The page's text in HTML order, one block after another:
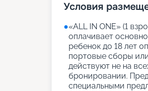
Условия
●«АLL IN ONE» (1
оплачивает
ребенок до 18 лет
портовые сборы
действуют не на
бронировании.
специальными